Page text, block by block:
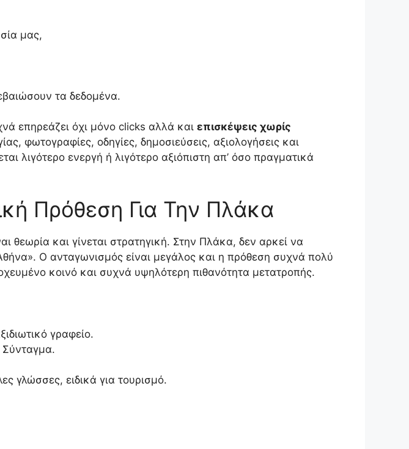
μας,
τα δεδομένα.
επηρεάζει όχι μόνο clicks αλλά και επισκέψεις χωρίς
φωτογραφίες, οδηγίες, δημοσιεύσεις, αξιολογήσεις και
λιγότερο ενεργή ή λιγότερο αξιόπιστη απ’ όσο πραγματικά
Πρόθεση Για Την Πλάκα
θεωρία και γίνεται στρατηγική. Στην Πλάκα, δεν αρκεί να
Ο ανταγωνισμός είναι μεγάλος και η πρόθεση συχνά πολύ
κοινό και συχνά υψηλότερη πιθανότητα μετατροπής.
γραφείο.
γλώσσες, ειδικά για τουρισμό.